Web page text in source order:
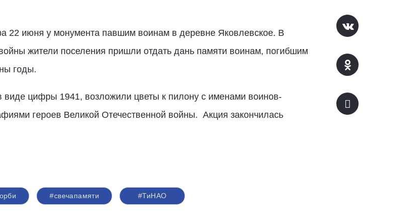
22 июня у монумента павшим воинам в деревне Яковлевское. В
жители поселения пришли отдать дань памяти воинам, погибшим
годы.
цифры 1941, возложили цветы к пилону с именами воинов-
героев Великой Отечественной войны. Акция закончилась
#свечапамяти #ТиНАО